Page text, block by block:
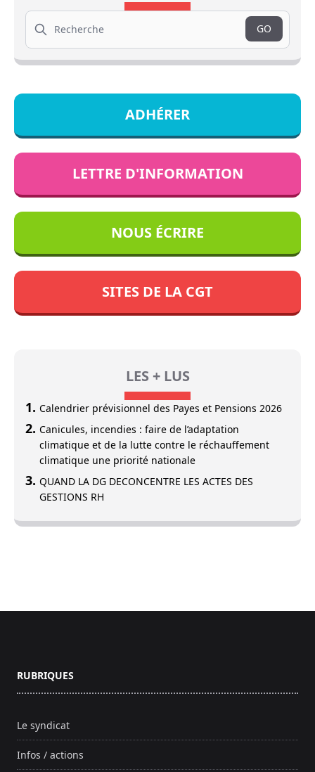
Search
GO
ADHÉRER
LETTRE D'INFORMATION
NOUS ÉCRIRE
SITES DE LA CGT
LES + LUS
Calendrier prévisionnel des Payes et Pensions 2026
Canicules, incendies : faire de l’adaptation
climatique et de la lutte contre le réchauffement
climatique une priorité nationale
QUAND LA DG DECONCENTRE LES ACTES DES
GESTIONS RH
RUBRIQUES
Le syndicat
Infos / actions